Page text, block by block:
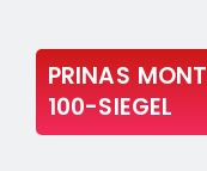
PRINAS
100-SIEGEL